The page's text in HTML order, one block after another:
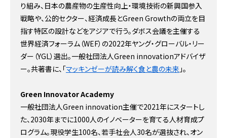
り組み、日本の農産物の生産性向上・環境技術の新興国参入
戦略や、公的セクター、経済成長とGreen Growthの両立を目
指す特区の設計などをアジアで行う。ダボス会議を主催する
世界経済フォーラム（WEF）の2022年ヤング・グローバル・リー
ダー（YGL）選出。一般社団法人Green innovationアドバイザ
ー。共著書に、「マッキンゼーが読み解く食と農の未来 」。
Green Innovator Academy
一般社団法人Green innovation主催で2021年にスタートし
た、2030年までに1000人のイノベーターを育てる人材育成プ
ログラム。現役学生100名、若手社会人30名が選抜され、オン